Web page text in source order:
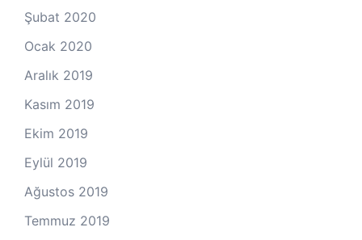
Şubat 2020
Ocak 2020
Aralık 2019
Kasım 2019
Ekim 2019
Eylül 2019
Ağustos 2019
Temmuz 2019